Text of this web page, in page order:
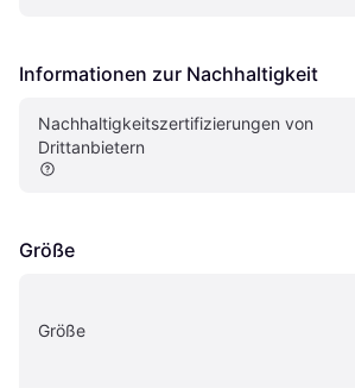
Informationen zur Nachhaltigkeit
Nachhaltigkeitszertifizierungen von
Drittanbietern
Größe
Größe